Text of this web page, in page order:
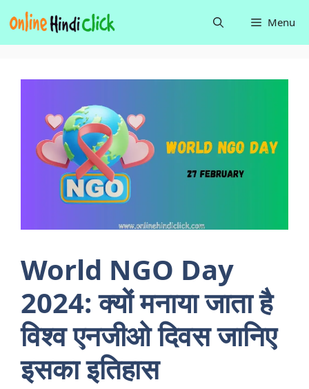
to
content
Menu
World NGO Day
2024: क्यों मनाया जाता है
विश्व एनजीओ दिवस जानिए
इसका इतिहास